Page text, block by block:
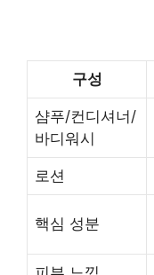
구성
샴푸/컨디셔너/
바디워시
로션
핵심 성분